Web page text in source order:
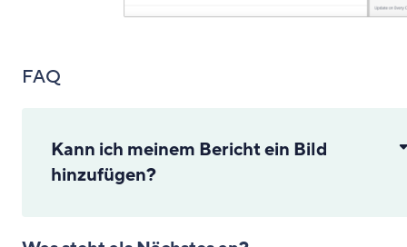
FAQ
Kann ich meinem Bericht ein Bild
hinzufügen?